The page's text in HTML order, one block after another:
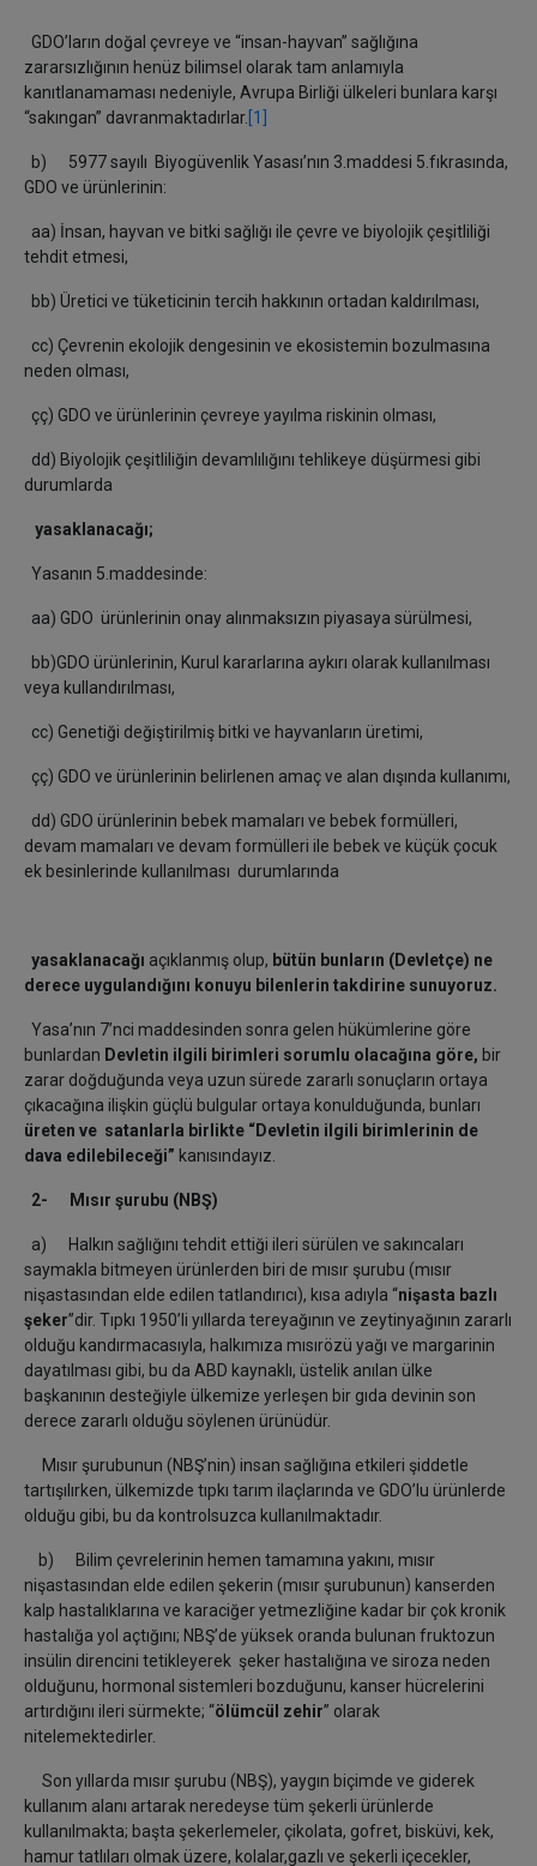
GDO’ların doğal çevreye ve “insan-hayvan” sağlığına
zararsızlığının henüz bilimsel olarak tam anlamıyla
kanıtlanamaması nedeniyle, Avrupa Birliği ülkeleri bunlara karşı
“sakıngan” davranmaktadırlar. [1]
b) 5977 sayılı Biyogüvenlik Yasası’nın 3.maddesi 5.fıkrasında,
GDO ve ürünlerinin:
aa) İnsan, hayvan ve bitki sağlığı ile çevre ve biyolojik çeşitliliği
tehdit etmesi,
bb) Üretici ve tüketicinin tercih hakkının ortadan kaldırılması,
cc) Çevrenin ekolojik dengesinin ve ekosistemin bozulmasına
neden olması,
çç) GDO ve ürünlerinin çevreye yayılma riskinin olması,
dd) Biyolojik çeşitliliğin devamlılığını tehlikeye düşürmesi gibi
durumlarda
yasaklanacağı;
Yasanın 5.maddesinde:
aa) GDO ürünlerinin onay alınmaksızın piyasaya sürülmesi,
bb)GDO ürünlerinin, Kurul kararlarına aykırı olarak kullanılması
veya kullandırılması,
cc) Genetiği değiştirilmiş bitki ve hayvanların üretimi,
çç) GDO ve ürünlerinin belirlenen amaç ve alan dışında kullanımı,
dd) GDO ürünlerinin bebek mamaları ve bebek formülleri,
devam mamaları ve devam formülleri ile bebek ve küçük çocuk
ek besinlerinde kullanılması durumlarında
yasaklanacağı açıklanmış olup, bütün bunların (Devletçe) ne
derece uygulandığını konuyu bilenlerin takdirine sunuyoruz.
Yasa’nın 7’nci maddesinden sonra gelen hükümlerine göre
bunlardan Devletin ilgili birimleri sorumlu olacağına göre, bir
zarar doğduğunda veya uzun sürede zararlı sonuçların ortaya
çıkacağına ilişkin güçlü bulgular ortaya konulduğunda, bunları
üreten ve satanlarla birlikte “Devletin ilgili birimlerinin de
dava edilebileceği” kanısındayız.
2- Mısır şurubu (NBŞ)
a) Halkın sağlığını tehdit ettiği ileri sürülen ve sakıncaları
saymakla bitmeyen ürünlerden biri de mısır şurubu (mısır
nişastasından elde edilen tatlandırıcı), kısa adıyla “nişasta bazlı
şeker”dir. Tıpkı 1950’li yıllarda tereyağının ve zeytinyağının zararlı
olduğu kandırmacasıyla, halkımıza mısırözü yağı ve margarinin
dayatılması gibi, bu da ABD kaynaklı, üstelik anılan ülke
başkanının desteğiyle ülkemize yerleşen bir gıda devinin son
derece zararlı olduğu söylenen ürünüdür.
Mısır şurubunun (NBŞ’nin) insan sağlığına etkileri şiddetle
tartışılırken, ülkemizde tıpkı tarım ilaçlarında ve GDO’lu ürünlerde
olduğu gibi, bu da kontrolsuzca kullanılmaktadır.
b) Bilim çevrelerinin hemen tamamına yakını, mısır
nişastasından elde edilen şekerin (mısır şurubunun) kanserden
kalp hastalıklarına ve karaciğer yetmezliğine kadar bir çok kronik
hastalığa yol açtığını; NBŞ’de yüksek oranda bulunan fruktozun
insülin direncini tetikleyerek şeker hastalığına ve siroza neden
olduğunu, hormonal sistemleri bozduğunu, kanser hücrelerini
artırdığını ileri sürmekte; “ölümcül zehir” olarak
nitelemektedirler.
Son yıllarda mısır şurubu (NBŞ), yaygın biçimde ve giderek
kullanım alanı artarak neredeyse tüm şekerli ürünlerde
kullanılmakta; başta şekerlemeler, çikolata, gofret, bisküvi, kek,
hamur tatlıları olmak üzere, kolalar,gazlı ve şekerli içecekler,